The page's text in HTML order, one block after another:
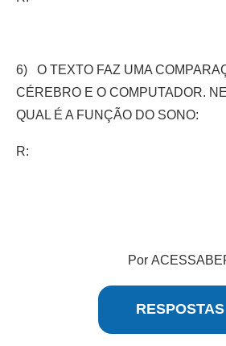
6) O TEXTO FAZ UMA
CÉREBRO E O COMPUTADOR.
QUAL É A FUNÇÃO DO SONO:
R:
Por
RESPOSTAS